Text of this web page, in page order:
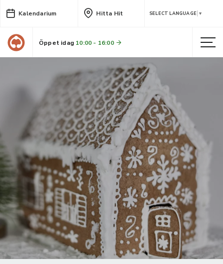
Kalendarium Hitta Hit SELECT LANGUAGE ▼
Öppet idag 10:00 - 16:00